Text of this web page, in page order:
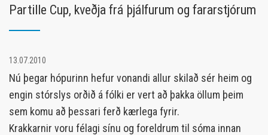
Partille Cup, kveðja frá þjálfurum og fararstjórum
13.07.2010
Nú þegar hópurinn hefur vonandi allur skilað sér heim og
engin stórslys orðið á fólki er vert að þakka öllum þeim
sem komu að þessari ferð kærlega fyrir.
Krakkarnir voru félagi sínu og foreldrum til sóma innan